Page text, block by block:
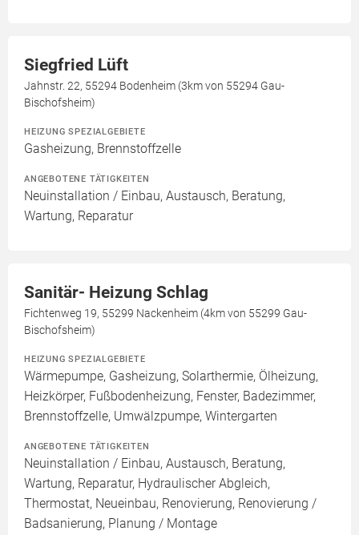
Siegfried Lüft
Jahnstr. 22, 55294 Bodenheim (3km von 55294 Gau-
Bischofsheim)
HEIZUNG SPEZIALGEBIETE
Gasheizung, Brennstoffzelle
ANGEBOTENE TÄTIGKEITEN
Neuinstallation / Einbau, Austausch, Beratung,
Wartung, Reparatur
Sanitär- Heizung Schlag
Fichtenweg 19, 55299 Nackenheim (4km von 55299 Gau-
Bischofsheim)
HEIZUNG SPEZIALGEBIETE
Wärmepumpe, Gasheizung, Solarthermie, Ölheizung,
Heizkörper, Fußbodenheizung, Fenster, Badezimmer,
Brennstoffzelle, Umwälzpumpe, Wintergarten
ANGEBOTENE TÄTIGKEITEN
Neuinstallation / Einbau, Austausch, Beratung,
Wartung, Reparatur, Hydraulischer Abgleich,
Thermostat, Neueinbau, Renovierung, Renovierung /
Badsanierung, Planung / Montage